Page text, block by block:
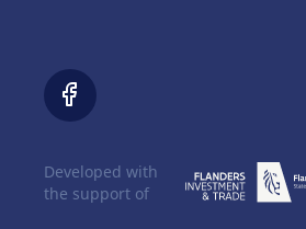
Developed with
the support of